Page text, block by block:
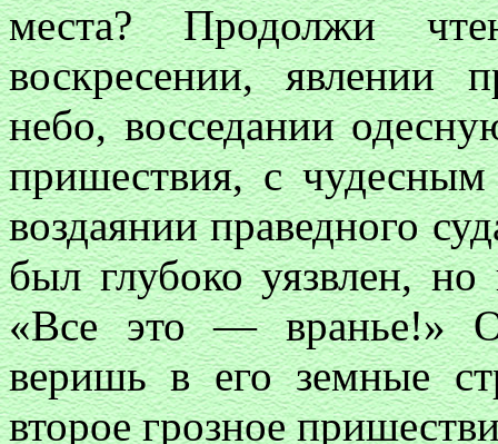
места? Продолжи
воскресении, явлении
небо, восседании
пришествия, с
воздаянии праведного
был глубоко уязвлен, но
«Все это — вранье!»
веришь в его земные
второе грозное